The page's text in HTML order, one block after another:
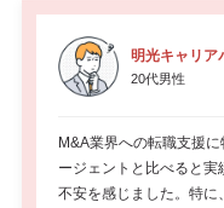
明光キャリア
20代男性
M&A業界への転職支援
ージェントと比べると実
不安を感じました。特に